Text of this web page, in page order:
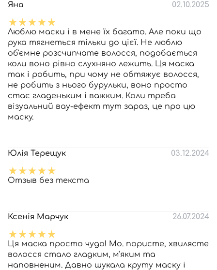
Яна 02.10.2025
Люблю маски і в мене їх багато. Але поки що
рука тягнеться тільки до цієї. Не люблю
об'ємне розсчипчате волосся, подобається
коли воно рівно слухняно лежить. Ця маска
так і робить, при чому не обтяжує волосся,
не робить з нього бурульки, воно просто
стає гладеньким і важким. Коли треба
візуальний вау-ефект тут зараз, це про цю
маску.
Юлія Терещук 03.12.2024
Отзыв без текста
Ксенія Марчук 26.07.2024
Ця маска просто чудо! Мо. пористе, хвилясте
волосся стало гладким, м'яким та
наповненим. Давно шукала круту маску і